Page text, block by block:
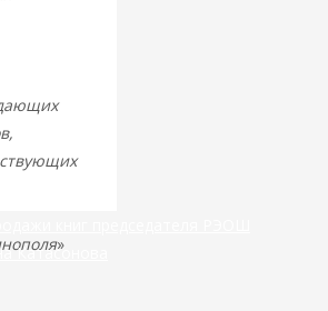
»
книг председателя РЭОШ
Катасонова